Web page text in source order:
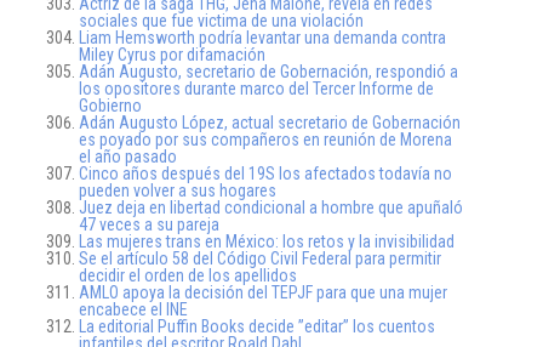
sociales que fue victima de una violación
Liam Hemsworth podría levantar una demanda contra
Miley Cyrus por difamación
Adán Augusto, secretario de Gobernación, respondió a
los opositores durante marco del Tercer Informe de
Gobierno
Adán Augusto López, actual secretario de Gobernación
es poyado por sus compañeros en reunión de Morena
el año pasado
Cinco años después del 19S los afectados todavía no
pueden volver a sus hogares
Juez deja en libertad condicional a hombre que apuñaló
47 veces a su pareja
Las mujeres trans en México: los retos y la invisibilidad
Se el artículo 58 del Código Civil Federal para permitir
decidir el orden de los apellidos
AMLO apoya la decisión del TEPJF para que una mujer
encabece el INE
La editorial Puffin Books decide ”editar” los cuentos